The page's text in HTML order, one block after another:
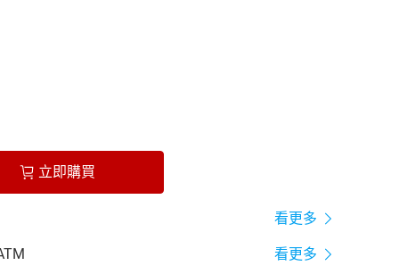
立即購買
看更多
看更多